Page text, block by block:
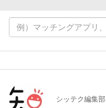
シッテク編集部